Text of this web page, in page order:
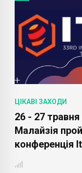
ЦІКАВІ ЗАХОДИ
26 - 27
Малайзія
конференція